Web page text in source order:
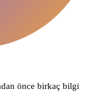
önce birkaç bilgi